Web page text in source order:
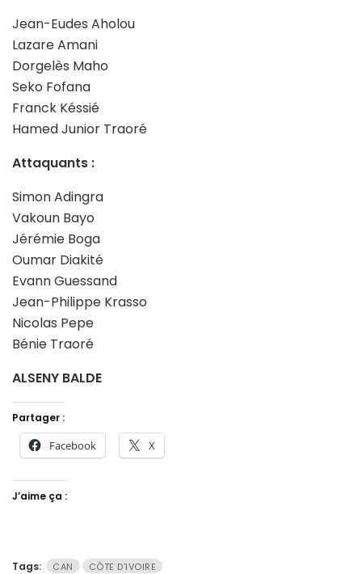
Jean-Eudes Aholou
Lazare Amani
Dorgelès Maho
Seko Fofana
Franck Késsié
Hamed Junior Traoré
Attaquants :
Simon Adingra
Vakoun Bayo
Jérémie Boga
Oumar Diakité
Evann Guessand
Jean-Philippe Krasso
Nicolas Pepe
Bénie Traoré
ALSENY BALDE
Partager :
Facebook X
J’aime ça :
Tags: CAN CÔTE D'IVOIRE